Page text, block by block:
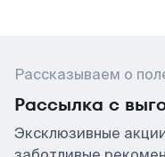
Рассказываем о
Рассылка с
Эксклюзивные